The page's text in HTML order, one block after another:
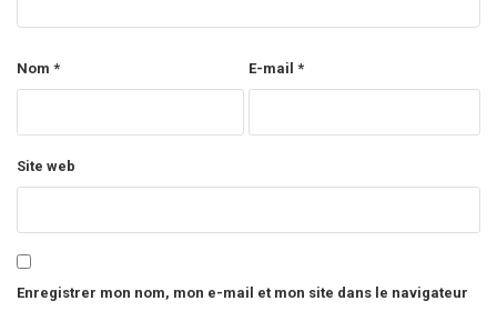
Nom * E-mail *
Site web
Enregistrer mon nom, mon e-mail et mon site dans le navigateur